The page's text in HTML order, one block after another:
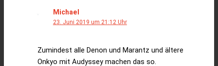
Michael
23. Juni 2019 um 21:12 Uhr
Zumindest alle Denon und Marantz und ältere
Onkyo mit Audyssey machen das so.